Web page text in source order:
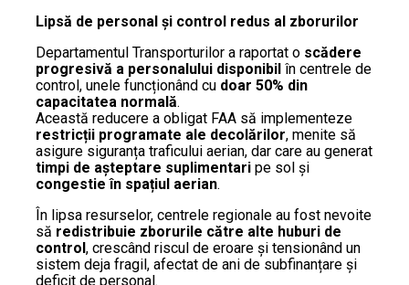
Lipsă de personal și control redus al zborurilor
Departamentul Transporturilor a raportat o scădere
progresivă a personalului disponibil în centrele de
control, unele funcționând cu doar 50% din
capacitatea normală.
Această reducere a obligat FAA să implementeze
restricții programate ale decolărilor, menite să
asigure siguranța traficului aerian, dar care au generat
timpi de așteptare suplimentari pe sol și
congestie în spațiul aerian.
În lipsa resurselor, centrele regionale au fost nevoite
să redistribuie zborurile către alte huburi de
control, crescând riscul de eroare și tensionând un
sistem deja fragil, afectat de ani de subfinanțare și
deficit de personal.